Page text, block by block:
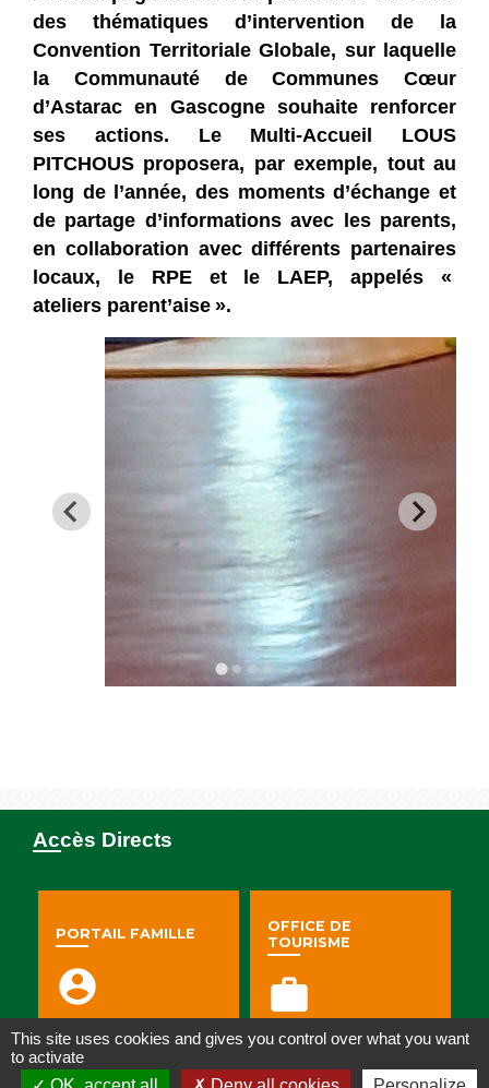
des thématiques d’intervention de la
Convention Territoriale Globale, sur laquelle
la Communauté de Communes Cœur
d’Astarac en Gascogne souhaite renforcer
ses actions. Le Multi-Accueil LOUS
PITCHOUS proposera, par exemple, tout au
long de l’année, des moments d’échange et
de partage d’informations avec les parents,
en collaboration avec différents partenaires
locaux, le RPE et le LAEP, appelés «
ateliers parent’aise ».
Accès Directs
PORTAIL FAMILLE
account_circle
OFFICE DE
TOURISME
work
This site uses cookies and gives you control over what you want
to activate